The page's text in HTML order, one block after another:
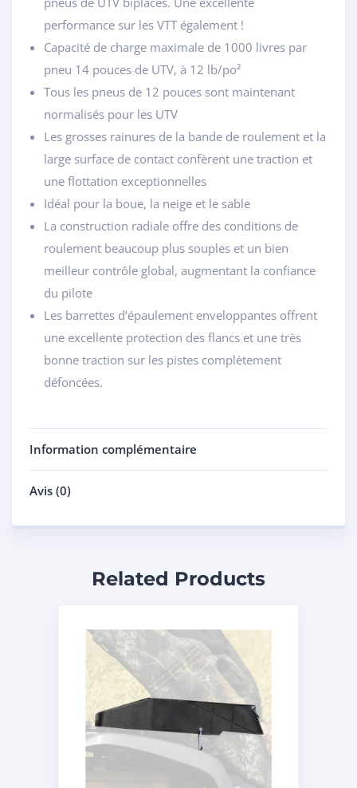
performance sur les VTT également !
Capacité de charge maximale de 1000 livres par
pneu 14 pouces de UTV, à 12 lb/po²
Tous les pneus de 12 pouces sont maintenant
normalisés pour les UTV
Les grosses rainures de la bande de roulement et la
large surface de contact confèrent une traction et
une flottation exceptionnelles
Idéal pour la boue, la neige et le sable
La construction radiale offre des conditions de
roulement beaucoup plus souples et un bien
meilleur contrôle global, augmentant la confiance
du pilote
Les barrettes d’épaulement enveloppantes offrent
une excellente protection des flancs et une très
bonne traction sur les pistes complètement
défoncées.
Information complémentaire
Avis (0)
Related Products